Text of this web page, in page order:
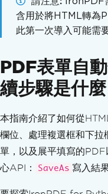
含用於將HTML轉為
此第一次導入可能需
PDF表單自
續步驟是什麼
本指南介紹了如何從
欄位、處理複選框和下拉
單，以及展平填寫的
心API：
SaveAs 寫入結果